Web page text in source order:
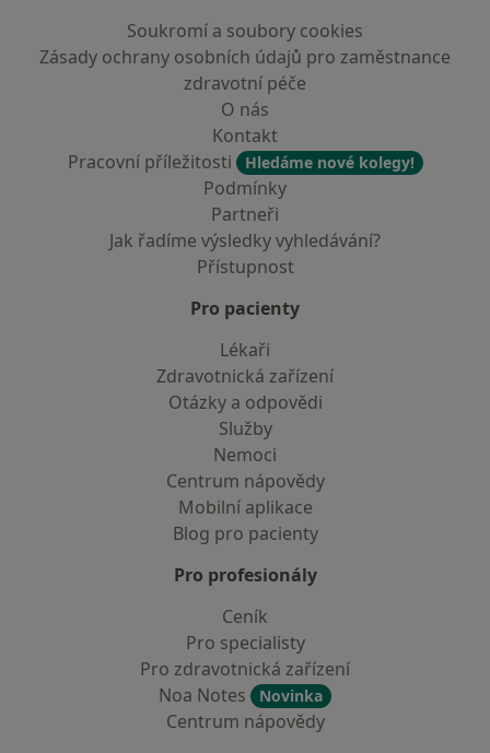
Soukromí a soubory cookies
Zásady ochrany osobních údajů pro zaměstnance
zdravotní péče
O nás
Kontakt
Pracovní příležitosti
Hledáme nové kolegy!
Podmínky
Partneři
Jak řadíme výsledky vyhledávání?
Přístupnost
Pro pacienty
Lékaři
Zdravotnická zařízení
Otázky a odpovědi
Služby
Nemoci
Centrum nápovědy
Mobilní aplikace
Blog pro pacienty
Pro profesionály
Ceník
Pro specialisty
Pro zdravotnická zařízení
Noa Notes
Novinka
Centrum nápovědy